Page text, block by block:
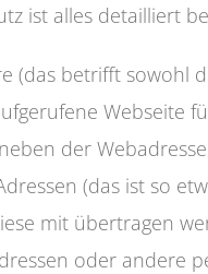
ist alles detailliert
(das betrifft
Webseite
der
(das ist so
mit übertragen
oder andere